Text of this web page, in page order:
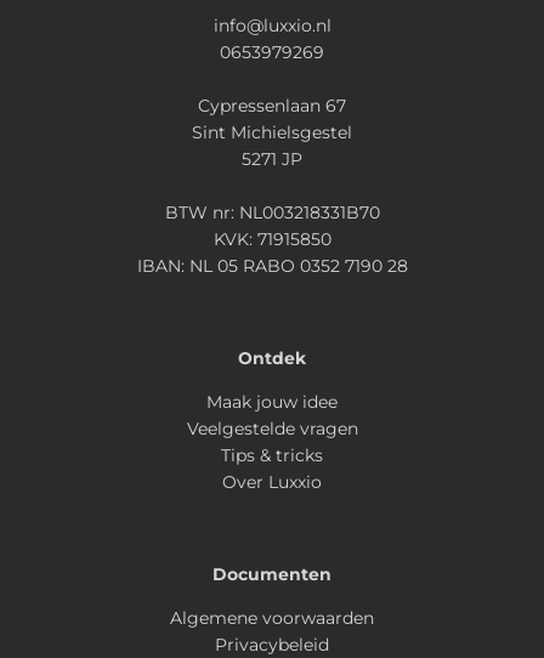
info@luxxio.nl
0653979269
Cypressenlaan 67
Sint Michielsgestel
5271 JP
BTW nr: NL003218331B70
KVK: 71915850
IBAN: NL 05 RABO 0352 7190 28
Ontdek
Maak jouw idee
Veelgestelde vragen
Tips & tricks
Over Luxxio
Documenten
Algemene voorwaarden
Privacybeleid